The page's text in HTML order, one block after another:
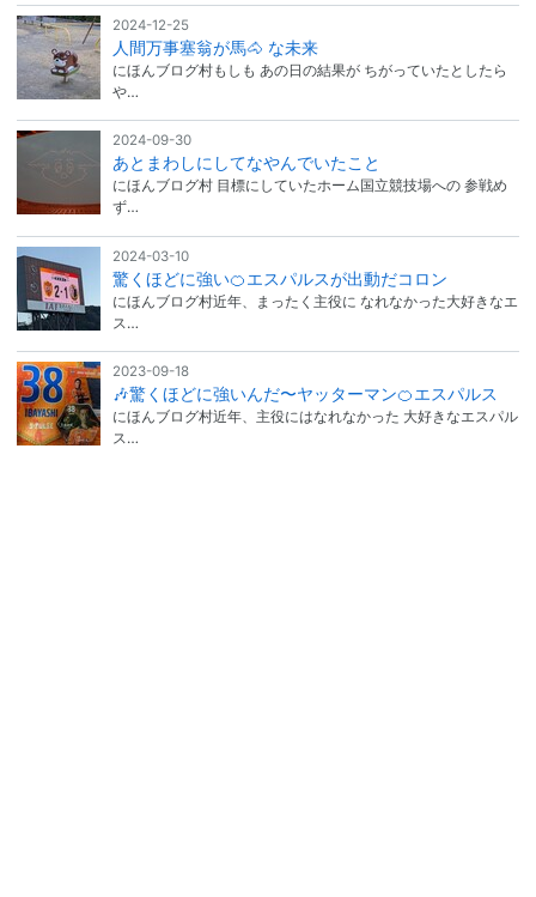
2024-12-25
人間万事塞翁が馬🐴 な未来
にほんブログ村もしも あの日の結果が ちがっていたとしたら
や…
2024-09-30
あとまわしにしてなやんでいたこと
にほんブログ村 目標にしていたホーム国立競技場への 参戦め
ず…
2024-03-10
驚くほどに強い🍊エスパルスが出動だコロン
にほんブログ村近年、まったく主役に なれなかった大好きなエ
ス…
2023-09-18
🎶驚くほどに強いんだ〜ヤッターマン🍊エスパルス
にほんブログ村近年、主役にはなれなかった 大好きなエスパル
ス…